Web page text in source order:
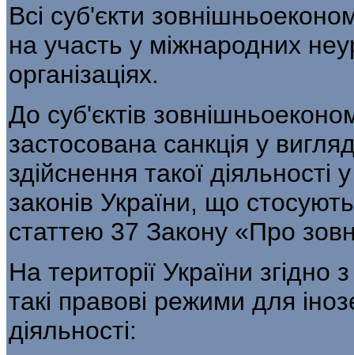
Всі суб'єкти
на участь у міжнародних
організаціях.
До суб'єктів
застосова­на санкція у
здійснення такої
законів України, що
статтею 37 Закону «Про
На території України
такі правові режими для
діяльності: